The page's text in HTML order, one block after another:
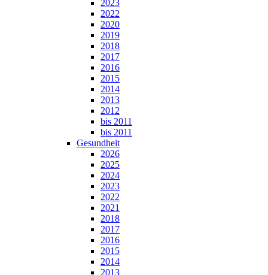
2023
2022
2020
2019
2018
2017
2016
2015
2014
2013
2012
bis 2011
bis 2011
Gesundheit
2026
2025
2024
2023
2022
2021
2018
2017
2016
2015
2014
2013